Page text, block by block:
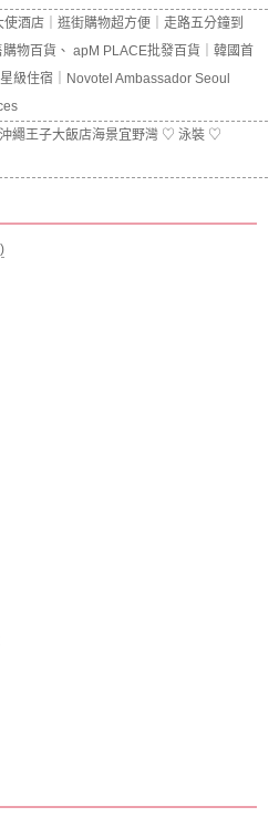
使酒店｜逛街購物超方便｜走路五分鐘到
物百貨、 apM PLACE批發百貨｜韓國首
級住宿｜Novotel Ambassador Seoul
沖繩王子大飯店海景宜野灣 ♡ 泳裝 ♡